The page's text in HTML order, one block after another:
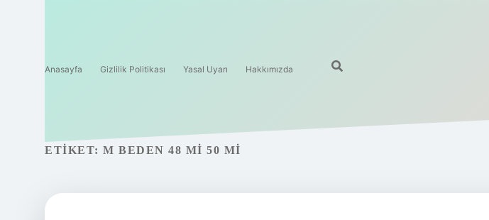
Anasayfa Gizlilik Politikası Yasal Uyarı Hakkımızda
ETIKET: M BEDEN 48 MI 50 MI